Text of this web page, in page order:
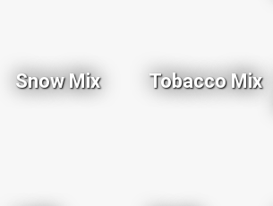
Snow Mix Tobacco Mix